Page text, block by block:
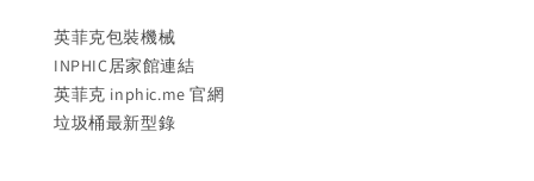
英菲克包裝機械
INPHIC居家館連結
英菲克 inphic.me 官網
垃圾桶最新型錄